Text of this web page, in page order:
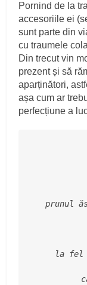
Pornind de la
accesoriile ei
sunt parte din
cu traumele
Din trecut vin
prezent și să
aparținători,
așa cum ar
perfecțiune a
prunul
la fel